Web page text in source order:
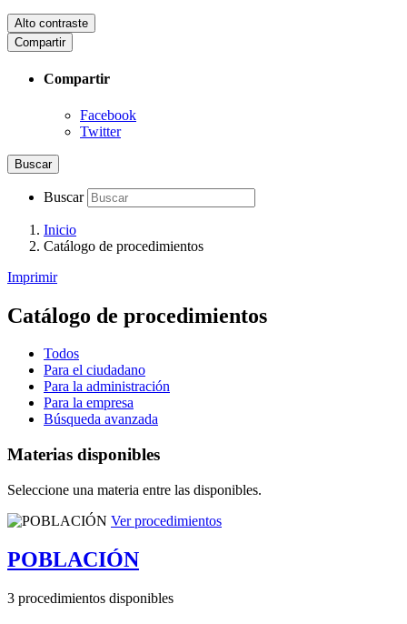
Alto contraste
Compartir
Compartir
Facebook
Twitter
Buscar
Buscar
Inicio
Catálogo de procedimientos
Imprimir
Catálogo de procedimientos
Todos
Para el ciudadano
Para la administración
Para la empresa
Búsqueda avanzada
Materias disponibles
Seleccione una materia entre las disponibles.
Ver procedimientos
POBLACIÓN
3 procedimientos disponibles